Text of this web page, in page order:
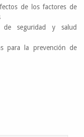
de los factores de
de seguridad y salud
para la prevención de